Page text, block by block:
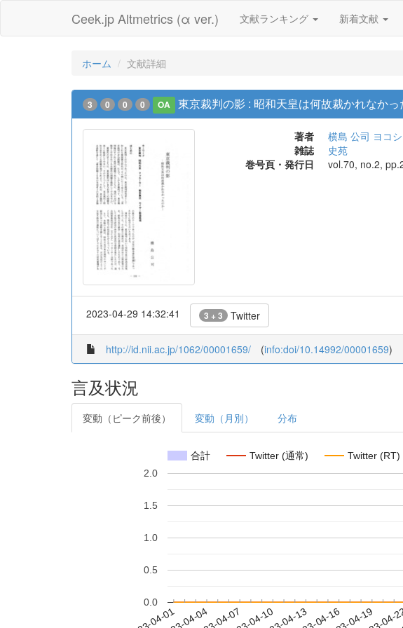
Ceek.jp Altmetrics (α ver.) 文献ランキング 新着文献
ホーム 文献詳細
3 0 0 0 OA 東京裁判の影 : 昭和天皇は何故裁かれなか
著者 横島 公司 ヨコ
雑誌
史苑
巻号頁・発行日
vol.70, no.2,
2023-04-29 14:32:41 3 + 3 Twitter
http://id.nii.ac.jp/1062/00001659/ (info:doi/10.14992/00001659)
言及状況
変動（ピーク前後） 変動（月別） 分布
合計 Twitter (通常) Twitter (RT)
0.0
0.5
1.0
1.5
2.0